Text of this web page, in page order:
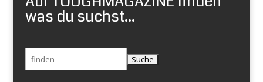
was du suchst...
Suchen
nach: